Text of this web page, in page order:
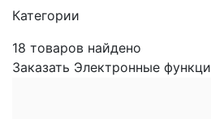
Категории
18 товаров найдено
Заказать Электронные